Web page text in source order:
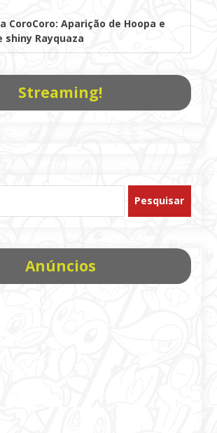
CoroCoro: Aparição de Hoopa e
Rayquaza
Streaming!
Anúncios